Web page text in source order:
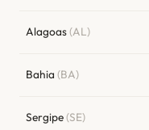
Alagoas(AL)
Bahia (BA)
Sergipe(SE)